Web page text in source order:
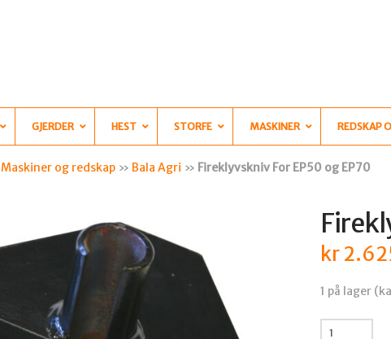
GJERDER HEST STORFE MASKINER REDSKAP
Maskiner og redskap » Bala Agri » Fireklyvskniv For EP50 og EP70
kr
1 på lager
Fireklyvskniv